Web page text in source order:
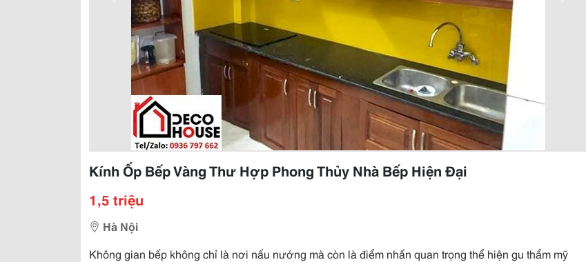
Kính Ốp Bếp Vàng Thư Hợp Phong Thủy Nhà Bếp Hiện Đại
1,5 triệu
Hà Nội
Không gian bếp không chỉ là nơi nấu nướng mà còn là điểm nhấn quan trọng thể hiện gu thẩm mỹ